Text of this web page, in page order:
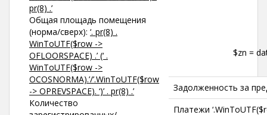
pr(8) .’
Общая площадь помещения
(норма/сверх): ‘. pr(8) .
WinToUTF($row ->
OFLOORSPACE) .’ (‘ .
WinToUTF($row ->
OCOSNORMA).’/’.WinToUTF($row
-> OPREVSPACE). ‘)’ . pr(8) .’
Количество
$zn =
Задолженность за
Платежи